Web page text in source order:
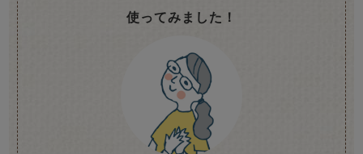
使ってみました！